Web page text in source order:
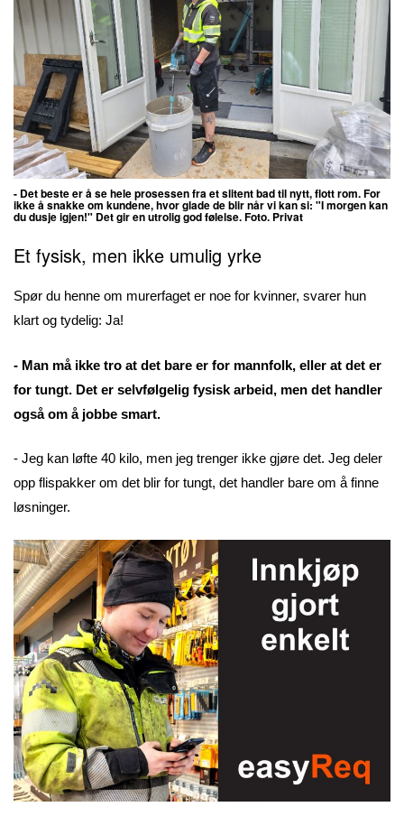
- Det beste er å se hele prosessen fra et slitent bad til nytt, flott rom. For
ikke å snakke om kundene, hvor glade de blir når vi kan si: "I morgen kan
du dusje igjen!" Det gir en utrolig god følelse. Foto. Privat
Et fysisk, men ikke umulig yrke
Spør du henne om murerfaget er noe for kvinner, svarer hun
klart og tydelig: Ja!
- Man må ikke tro at det bare er for mannfolk, eller at det er
for tungt. Det er selvfølgelig fysisk arbeid, men det handler
også om å jobbe smart.
- Jeg kan løfte 40 kilo, men jeg trenger ikke gjøre det. Jeg deler
opp flispakker om det blir for tungt, det handler bare om å finne
løsninger.